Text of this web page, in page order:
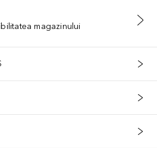
ÎN COŞ
magazinului